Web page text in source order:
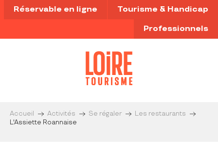
Aller
au
principal
Réservable en ligne Tourisme & Handicap
Professionnels
Accueil Activités Se régaler
Les restaurants
L'Assiette Roannaise